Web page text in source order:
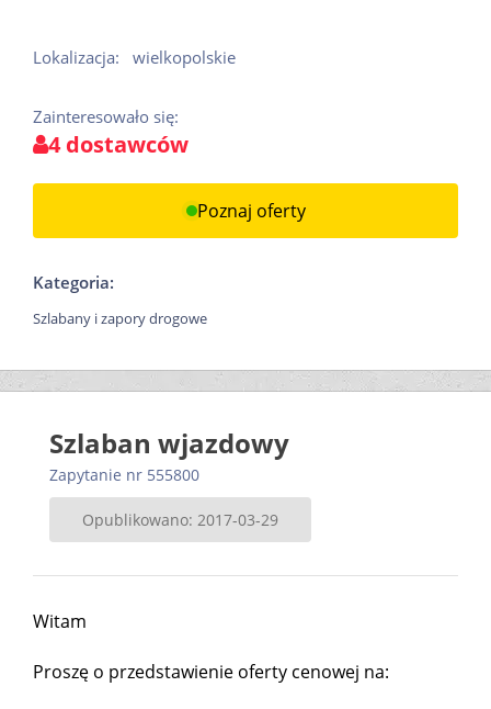
Lokalizacja: wielkopolskie
Zainteresowało się:
4 dostawców
Poznaj oferty
Kategoria:
Szlabany i zapory drogowe
Szlaban wjazdowy
Zapytanie nr 555800
Opublikowano: 2017-03-29
Witam
Proszę o przedstawienie oferty cenowej na: